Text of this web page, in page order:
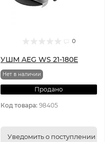
0
УШМ AEG WS 21-180E
Нет в наличии
Продано
Код товара: 98405
Уведомить о поступлении